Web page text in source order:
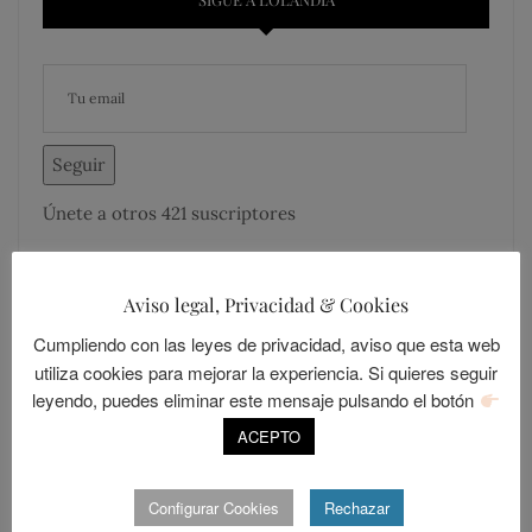
Seguir
Únete a otros 421 suscriptores
MÁS COMENTADOS MÁS LEÍDOS
LOLALANDIA
Sevilla, una ciudad cerrada
POSTED
ABRIL 15, 2014
Aviso legal, Privacidad & Cookies
Cumpliendo con las leyes de privacidad, aviso que esta web
utiliza cookies para mejorar la experiencia. Si quieres seguir
leyendo, puedes eliminar este mensaje pulsando el botón
ACEPTO
Configurar Cookies Rechazar